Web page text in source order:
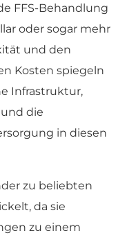
FFS-Behandlung
oder sogar mehr
und den
Kosten spiegeln
Infrastruktur,
die
in diesen
zu beliebten
da sie
zu einem